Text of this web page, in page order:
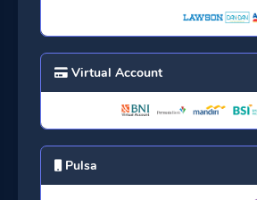
Virtual Account
Pulsa